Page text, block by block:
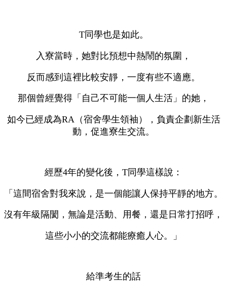
T同學也是如此。
入寮當時，她對比預想中熱鬧的氛圍，
反而感到這裡比較安靜，一度有些不適應。
那個曾經覺得「自己不可能一個人生活」的她，
如今已經成為RA（宿舍學生領袖），負責企劃新生活
動，促進寮生交流。
經歷4年的變化後，T同學這樣說：
「這間宿舍對我來說，是一個能讓人保持平靜的地方。
沒有年級隔閡，無論是活動、用餐，還是日常打招呼，
這些小小的交流都能療癒人心。」
給準考生的話